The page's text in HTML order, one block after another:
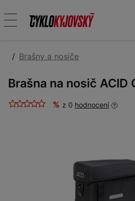
Brašny a nosiče
Brašna na nosič ACID
% z 0 hodnocení